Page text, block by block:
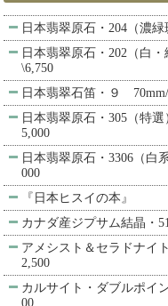
日本翡翠原石・204（濃
日本翡翠原石・202（
\6,750
日本翡翠石笛・９
日本翡翠原石・305（特
5,000
日本翡翠原石・3306（
000
『日本ヒスイの本』
カナダ産ジプサム結晶
アメシスト＆セラドナ
2,500
カルサイト・ダブルポ
00